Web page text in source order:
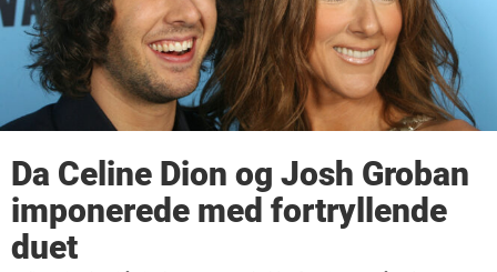
Da Celine Dion og Josh Groban
imponerede med fortryllende
duet